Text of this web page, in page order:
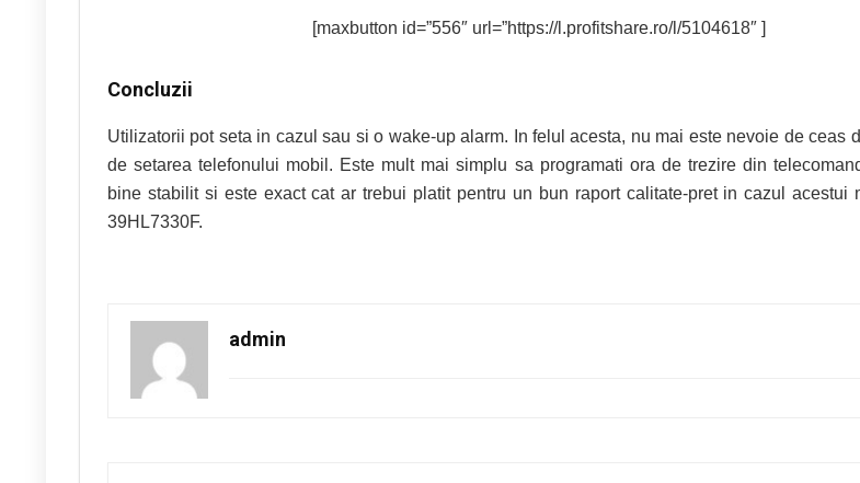
[maxbutton id=”556″ url=”https://l.profitshare.ro/l/5104618″ ]
Concluzii
Utilizatorii pot seta in cazul sau si o wake-up alarm. In felul acesta, nu mai este nevoie de ceas
de setarea telefonului mobil. Este mult mai simplu sa programati ora de trezire din
bine stabilit si este exact cat ar trebui platit pentru un bun raport calitate-pret in cazul acestui
39HL7330F.
admin